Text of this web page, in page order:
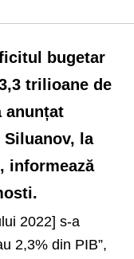
bugetar
trilioane de
anunțat
la
informează
2022] s-a
2,3% din PIB”,